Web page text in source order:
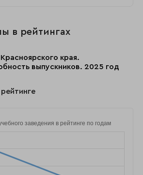
в рейтингах
края.
выпускников. 2025 год